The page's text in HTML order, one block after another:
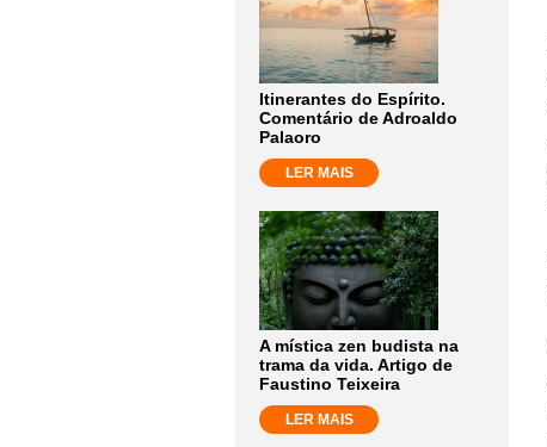
Itinerantes do Espírito.
Comentário de Adroaldo
Palaoro
LER MAIS
A mística zen budista na
trama da vida. Artigo de
Faustino Teixeira
LER MAIS